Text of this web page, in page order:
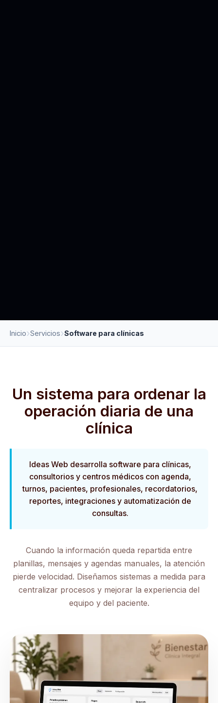
Inicio Servicios Software para clínicas
Un sistema para ordenar la
operación diaria de una
clínica
Ideas Web desarrolla software para clínicas,
consultorios y centros médicos con agenda,
turnos, pacientes, profesionales, recordatorios,
reportes, integraciones y automatización de
consultas.
Cuando la información queda repartida entre
planillas, mensajes y agendas manuales, la atención
pierde velocidad. Diseñamos sistemas a medida para
centralizar procesos y mejorar la experiencia del
equipo y del paciente.